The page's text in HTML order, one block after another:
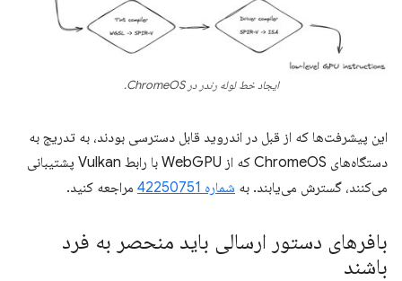
ایجاد خط لوله رندر در ChromeOS.
این پیشرفت‌ها که از قبل در اندروید قابل دسترسی بودند، به تدریج به
دستگاه‌های ChromeOS که از WebGPU با رابط Vulkan پشتیبانی
می‌کنند، گسترش می‌یابند. به شماره 42250751 مراجعه کنید.
بافرهای دستور ارسالی باید منحصر به فرد
باشند